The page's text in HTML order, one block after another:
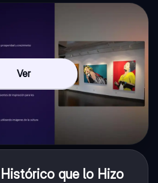
Ver
que lo Hizo